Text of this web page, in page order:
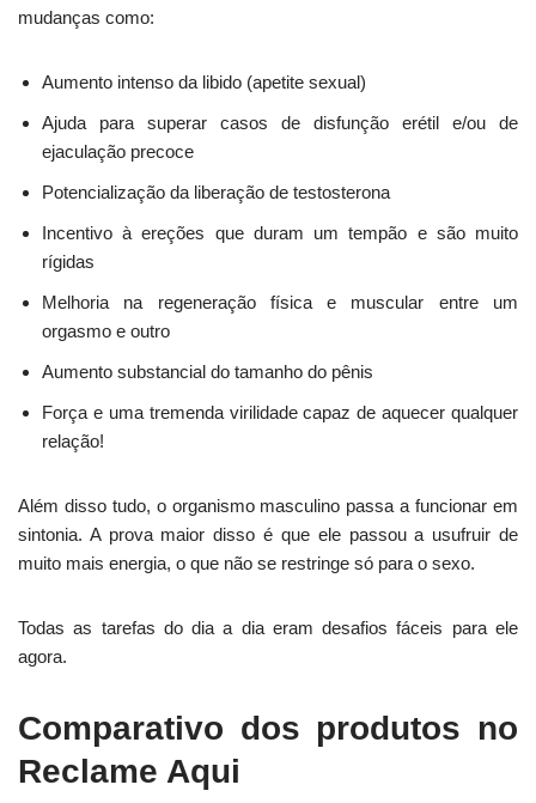
mudanças como:
Aumento intenso da libido (apetite sexual)
Ajuda para superar casos de disfunção erétil e/ou de
ejaculação precoce
Potencialização da liberação de testosterona
Incentivo à ereções que duram um tempão e são muito
rígidas
Melhoria na regeneração física e muscular entre um
orgasmo e outro
Aumento substancial do tamanho do pênis
Força e uma tremenda virilidade capaz de aquecer qualquer
relação!
Além disso tudo, o organismo masculino passa a funcionar em
sintonia. A prova maior disso é que ele passou a usufruir de
muito mais energia, o que não se restringe só para o sexo.
Todas as tarefas do dia a dia eram desafios fáceis para ele
agora.
Comparativo dos produtos no
Reclame Aqui